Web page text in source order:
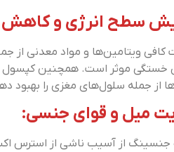
سطح انرژی و
موثر است. همچنین کپسول
از جمله سلول‌های مغزی را بهبود
میل و قوای جنسی:
جنسینگ از آسیب ناشی از استرس